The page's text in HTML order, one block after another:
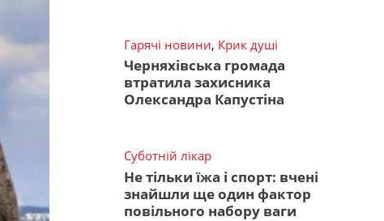
Гарячі новини, Крик душі
Черняхівська громада
втратила захисника
Олександра Капустіна
Суботній лікар
Не тільки їжа і спорт: вчені
знайшли ще один фактор
повільного набору ваги